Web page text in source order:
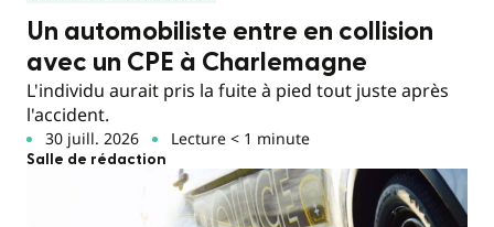
Un automobiliste entre en collision
avec un CPE à Charlemagne
L'individu aurait pris la fuite à pied tout juste après
l'accident.
30 juill. 2026 Lecture < 1 minute
Salle de rédaction